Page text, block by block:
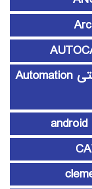
آموزش اتوماسیون صنعتی Automation